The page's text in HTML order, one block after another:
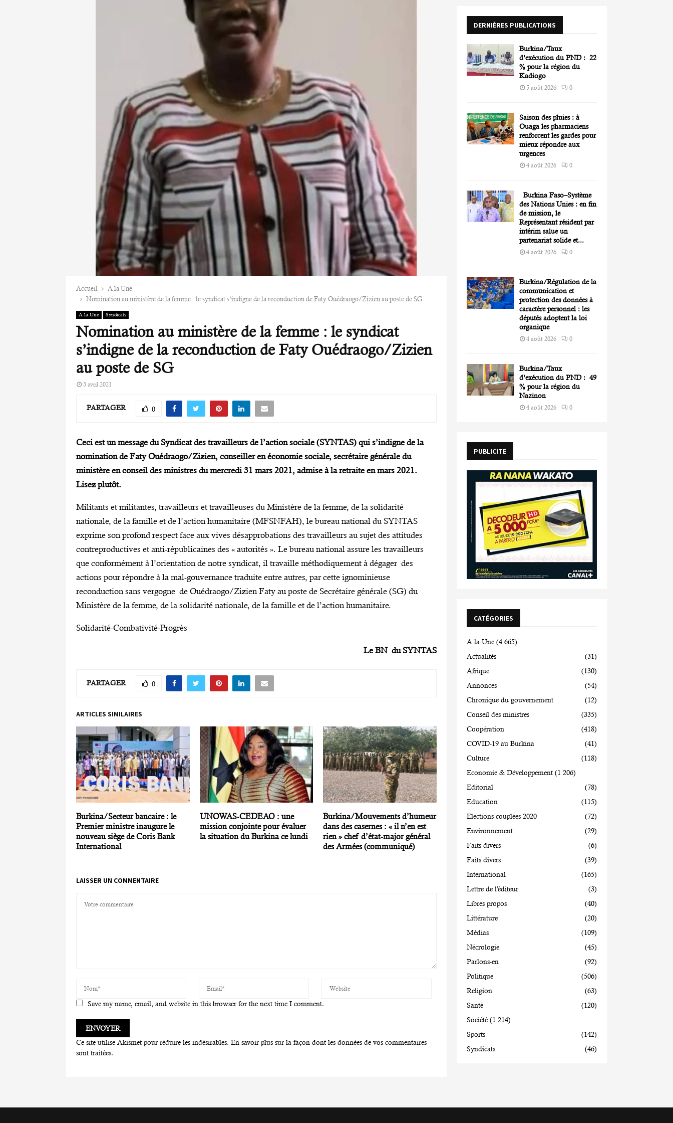
Accueil
A la Une
Nomination au ministère de la femme : le syndicat s’indigne de la reconduction de Faty Ouédraogo/Zizien au poste de SG
A la Une Syndicats
Nomination au ministère de la femme : le syndicat
s’indigne de la reconduction de Faty Ouédraogo/Zizien
au poste de SG
3 avril 2021
PARTAGER 0
Ceci est un message du Syndicat des travailleurs de l’action sociale (SYNTAS) qui s’indigne de la
nomination de Faty Ouédraogo/Zizien, conseiller en économie sociale, secrétaire générale du
ministère en conseil des ministres du mercredi 31 mars 2021, admise à la retraite en mars 2021.
Lisez plutôt.
Militants et militantes, travailleurs et travailleuses du Ministère de la femme, de la solidarité
nationale, de la famille et de l’action humanitaire (MFSNFAH), le bureau national du SYNTAS
exprime son profond respect face aux vives désapprobations des travailleurs au sujet des attitudes
contreproductives et anti-républicaines des « autorités ». Le bureau national assure les travailleurs
que conformément à l’orientation de notre syndicat, il travaille méthodiquement à dégager des
actions pour répondre à la mal-gouvernance traduite entre autres, par cette ignominieuse
reconduction sans vergogne de Ouédraogo/Zizien Faty au poste de Secrétaire générale (SG) du
Ministère de la femme, de la solidarité nationale, de la famille et de l’action humanitaire.
Solidarité-Combativité-Progrès
Le BN du SYNTAS
PARTAGER 0
ARTICLES SIMILAIRES
Burkina/Secteur bancaire : le
Premier ministre inaugure le
nouveau siège de Coris Bank
International
UNOWAS-CEDEAO : une
mission conjointe pour évaluer
la situation du Burkina ce lundi
Burkina/Mouvements d’humeur
dans des casernes : « il n’en est
rien » chef d’état-major général
des Armées (communiqué)
LAISSER UN COMMENTAIRE
Save my name, email, and website in this browser for the next time I comment.
Ce site utilise Akismet pour réduire les indésirables. En savoir plus sur la façon dont les données de vos commentaires
sont traitées.
r
H
DERNIÈRES PUBLICATIONS
Burkina/Taux
d’exécution du PND : 22
% pour la région du
Kadiogo
5 août 2026 0
Saison des pluies : à
Ouaga les pharmaciens
renforcent les gardes pour
mieux répondre aux
urgences
4 août 2026 0
Burkina Faso–Système
des Nations Unies : en fin
de mission, le
Représentant résident par
intérim salue un
partenariat solide et...
4 août 2026 0
Burkina/Régulation de la
communication et
protection des données à
caractère personnel : les
députés adoptent la loi
organique
4 août 2026 0
Burkina/Taux
d’exécution du PND : 49
% pour la région du
Nazinon
4 août 2026 0
PUBLICITE
CATÉGORIES
A la Une (4 665)
Actualités
(31)
Afrique
(130)
Annonces
(54)
Chronique du gouvernement
(12)
Conseil des ministres
(335)
Coopération
(418)
COVID-19 au Burkina
(41)
Culture
(118)
Economie & Développement (1 206)
Editorial
(78)
Education
(115)
Elections couplées 2020
(72)
Environnement
(29)
Faits divers
(6)
Faits divers
(39)
International
(165)
Lettre de l'éditeur
(3)
Libres propos
(40)
Littérature
(20)
Médias
(109)
Nécrologie
(45)
Parlons-en
(92)
Politique
(506)
Religion
(63)
Santé
(120)
Société (1 214)
Sports
(142)
Syndicats
(46)